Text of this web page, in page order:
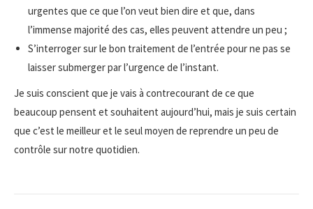
urgentes que ce que l’on veut bien dire et que, dans
l’immense majorité des cas, elles peuvent attendre un peu ;
S’interroger sur le bon traitement de l’entrée pour ne pas se
laisser submerger par l’urgence de l’instant.
Je suis conscient que je vais à contrecourant de ce que
beaucoup pensent et souhaitent aujourd’hui, mais je suis certain
que c’est le meilleur et le seul moyen de reprendre un peu de
contrôle sur notre quotidien.